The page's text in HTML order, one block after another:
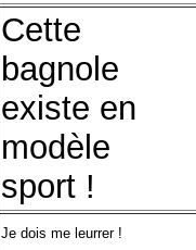
Cette
bagnole
existe en
modèle
sport !
Je dois me leurrer !